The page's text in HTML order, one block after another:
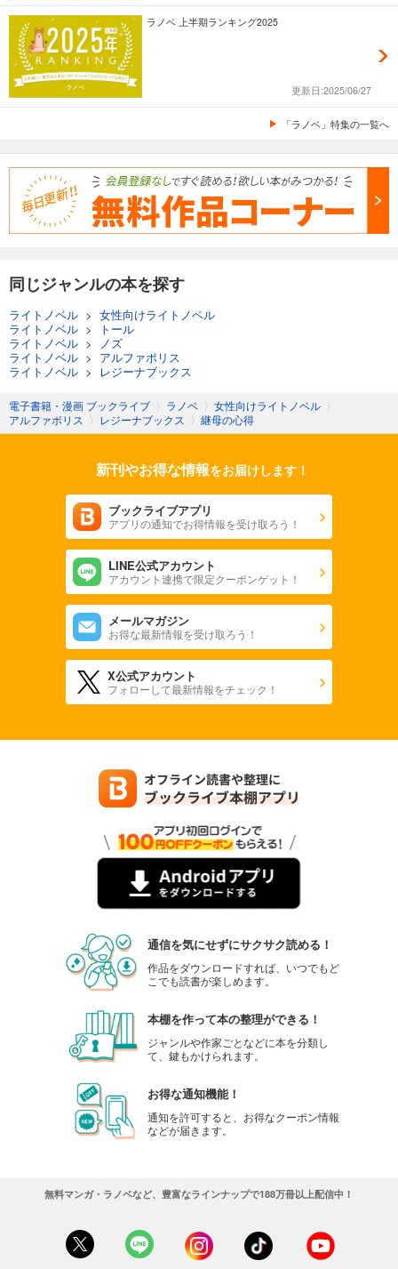
ラノベ 上半期ランキング2025
更新日:2025/06/27
「ラノベ」特集の一覧へ
同じジャンルの本を探す
ライトノベル > 女性向けライトノベル
ライトノベル >
トール
ライトノベル >
ノズ
ライトノベル > アルファポリス
ライトノベル > レジーナブックス
電子書籍・漫画 ブックライブ 〉 ラノベ 〉 女性向けライトノベル 〉
アルファポリス 〉 レジーナブックス 〉 継母の心得
新刊やお得な情報をお届けします！
ブックライブアプリ
アプリの通知でお得情報を受け取ろう！
LINE公式アカウント
アカウント連携で限定クーポンゲット！
メールマガジン
お得な最新情報を受け取ろう！
X公式アカウント
フォローして最新情報をチェック！
通信を気にせずにサクサク読める！
作品をダウンロードすれば、いつでもど
こでも読書が楽しめます。
本棚を作って本の整理ができる！
ジャンルや作家ごとなどに本を分類し
て、鍵もかけられます。
お得な通知機能！
通知を許可すると、お得なクーポン情報
などが届きます。
無料マンガ・ラノベなど、豊富なラインナップで188万冊以上配信中！